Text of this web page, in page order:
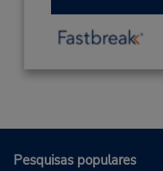
Pesquisas populares